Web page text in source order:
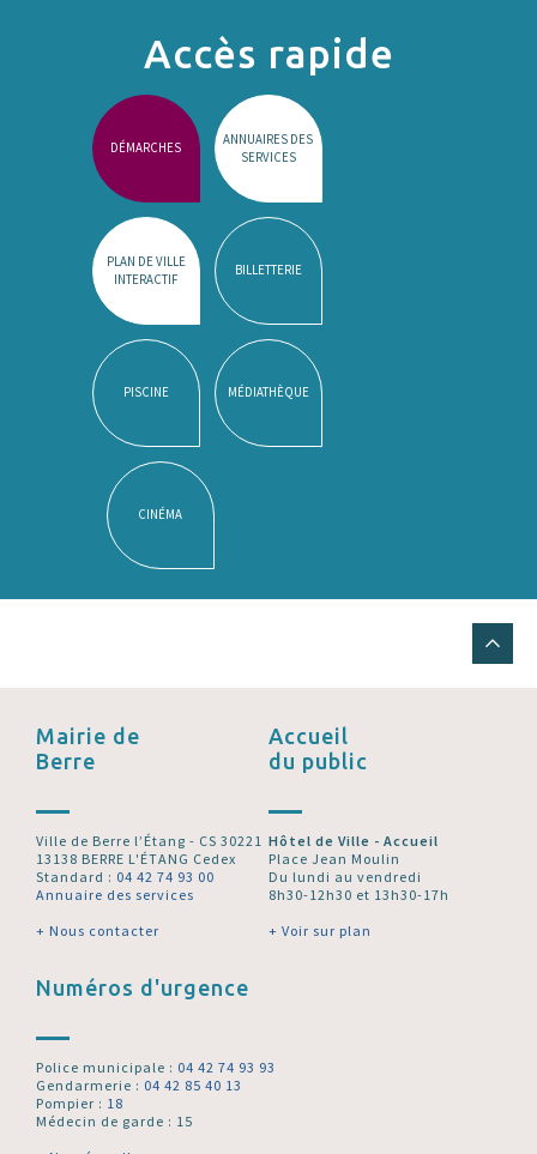
Accès rapide
DÉMARCHES
ANNUAIRES DES
SERVICES
PLAN DE VILLE
INTERACTIF
BILLETTERIE
PISCINE MÉDIATHÈQUE
CINÉMA
Mairie de
Berre
Ville de Berre l’Étang - CS 30221
13138 BERRE L'ÉTANG Cedex
Standard : 04 42 74 93 00
Annuaire des services
+ Nous contacter
Accueil
du public
Hôtel de Ville - Accueil
Place Jean Moulin
Du lundi au vendredi
8h30-12h30 et 13h30-17h
+ Voir sur plan
Numéros d'urgence
Police municipale : 04 42 74 93 93
Gendarmerie : 04 42 85 40 13
Pompier : 18
Médecin de garde : 15